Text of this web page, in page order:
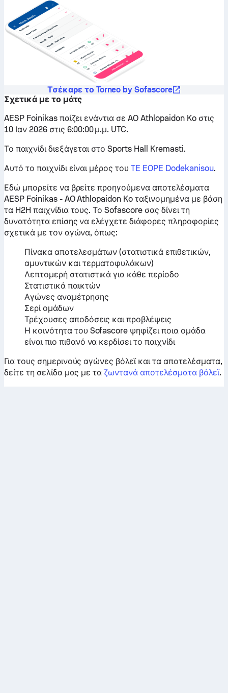
Τσέκαρε το Torneo by Sofascore
Σχετικά με το μάτς
AESP Foinikas παίζει ενάντια σε AO Athlopaidon Ko στις
10 Ιαν 2026 στις 6:00:00 μ.μ. UTC.
Το παιχνίδι διεξάγεται στο Sports Hall Kremasti.
Αυτό το παιχνίδι είναι μέρος τουTE EOPE Dodekanisou.
Εδώ μπορείτε να βρείτε προηγούμενα αποτελέσματα
AESP Foinikas - AO Athlopaidon Ko ταξινομημένα με βάση
τα H2H παιχνίδια τους. Το Sofascore σας δίνει τη
δυνατότητα επίσης να ελέγχετε διάφορες πληροφορίες
σχετικά με τον αγώνα, όπως:
Πίνακα αποτελεσμάτων (στατιστικά επιθετικών,
αμυντικών και τερματοφυλάκων)
Λεπτομερή στατιστικά για κάθε περίοδο
Στατιστικά παικτών
Αγώνες αναμέτρησης
Σερί ομάδων
Τρέχουσες αποδόσεις και προβλέψεις
Η κοινότητα του Sofascore ψηφίζει ποια ομάδα
είναι πιο πιθανό να κερδίσει το παιχνίδι
Για τους σημερινούς αγώνες βόλεϊ και τα αποτελέσματα,
δείτε τη σελίδα μας με ταζωντανά αποτελέσματα βόλεϊ.